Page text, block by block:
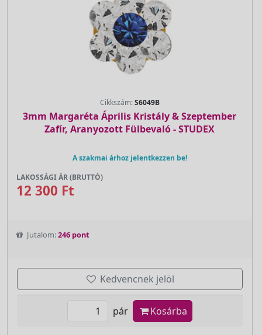
Cikkszám:S6049B
3mm Margaréta Április Kristály & Szeptember
Zafír, Aranyozott Fülbevaló - STUDEX
A szakmai árhoz jelentkezzen be!
LAKOSSÁGI ÁR (BRUTTÓ)
12 300 Ft
Jutalom:246 pont
Kedvencnek jelöl
pár Kosárba